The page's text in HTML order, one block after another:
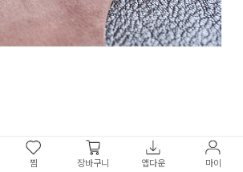
찜 장바구니 앱다운 마이